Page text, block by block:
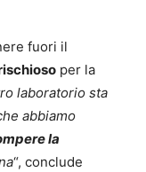
fuori il
per la
laboratorio sta
abbiamo
la
“, conclude